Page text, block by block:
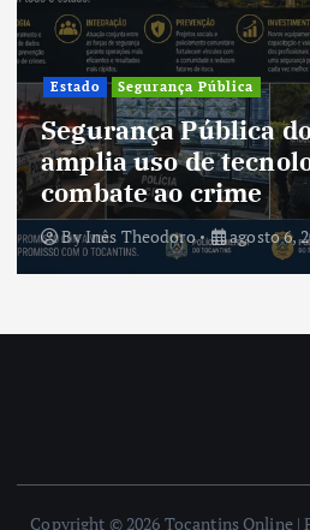
Estado Segurança Pública
Segurança Pública
amplia uso de
combate ao crime
ByInês Theodoro agosto 6,
Copyright © 2026 Tocantins Online |